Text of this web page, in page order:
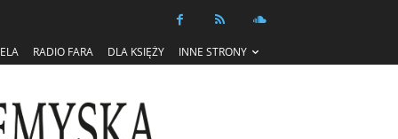
RADIO FARA DLA KSIĘŻY INNE STRONY